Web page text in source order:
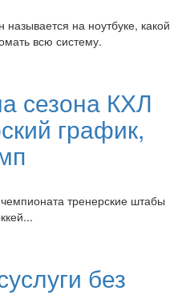
на ноутбуке, какой
всю систему.
сезона КХЛ
график,
тренерские штабы
без